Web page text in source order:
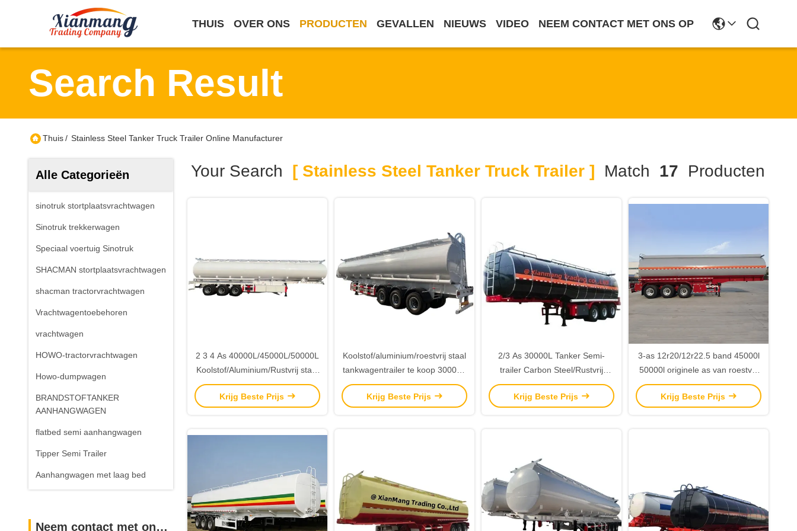
THUIS OVER ONS PRODUCTEN GEVALLEN NIEUWS VIDEO NEEM CONTACT MET ONS OP
Search Result
Thuis/ Stainless Steel Tanker Truck Trailer Online Manufacturer
Alle Categorieën
sinotruk stortplaatsvrachtwagen
Sinotruk trekkerwagen
Speciaal voertuig Sinotruk
SHACMAN stortplaatsvrachtwagen
shacman tractorvrachtwagen
Vrachtwagentoebehoren
vrachtwagen
HOWO-tractorvrachtwagen
Howo-dumpwagen
BRANDSTOFTANKER
AANHANGWAGEN
flatbed semi aanhangwagen
Tipper Semi Trailer
Aanhangwagen met laag bed
Neem contact met ons op
Your Search [ Stainless Steel Tanker Truck Trailer ] Match 17 Producten
2 3 4 As 40000L/45000L/50000L
Koolstof/Aluminium/Rustvrij staal
Tanker Truck Trailer voor
Diesel/Jet/Gasoil Transport
Krijg Beste Prijs
Koolstof/aluminium/roestvrij staal
tankwagentrailer te koop 30000L
40000L/45000L/50000L
Krijg Beste Prijs
2/3 As 30000L Tanker Semi-
trailer Carbon Steel/Rustvrij
staal/Aluminium legering voor
olie/brandstof/diesel/benzine/ruwe/water/melk
Krijg Beste Prijs
3-as 12r20/12r22.5 band 45000l
50000l originele as van roestvrij
staal tank Truck Oil Tank Trailer
Factory Sales
Krijg Beste Prijs